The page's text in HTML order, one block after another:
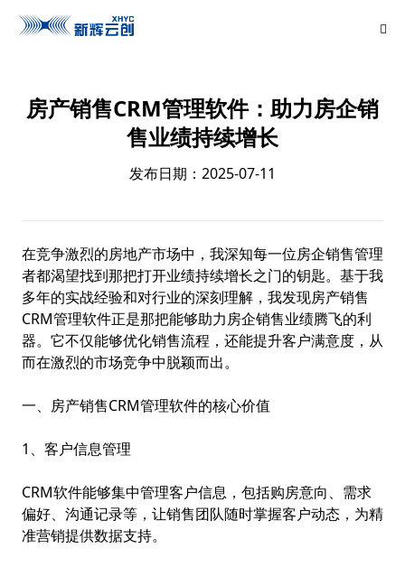
房产销售CRM管理软件：助力房企销
售业绩持续增长
发布日期：2025-07-11
在竞争激烈的房地产市场中，我深知每一位房企销售管理
者都渴望找到那把打开业绩持续增长之门的钥匙。基于我
多年的实战经验和对行业的深刻理解，我发现房产销售
CRM管理软件正是那把能够助力房企销售业绩腾飞的利
器。它不仅能够优化销售流程，还能提升客户满意度，从
而在激烈的市场竞争中脱颖而出。
一、房产销售CRM管理软件的核心价值
1、客户信息管理
CRM软件能够集中管理客户信息，包括购房意向、需求
偏好、沟通记录等，让销售团队随时掌握客户动态，为精
准营销提供数据支持。